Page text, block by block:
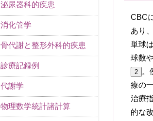
CBC
あり
単球
球数
2
。
療の
治療
的な
泌尿器科的疾患
消化管学
骨代謝と整形外科的疾患
診療記録例
代謝学
物理数学統計諸計算